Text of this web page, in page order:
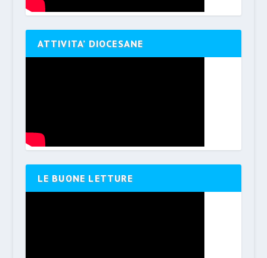
ATTIVITA’ DIOCESANE
LE BUONE LETTURE